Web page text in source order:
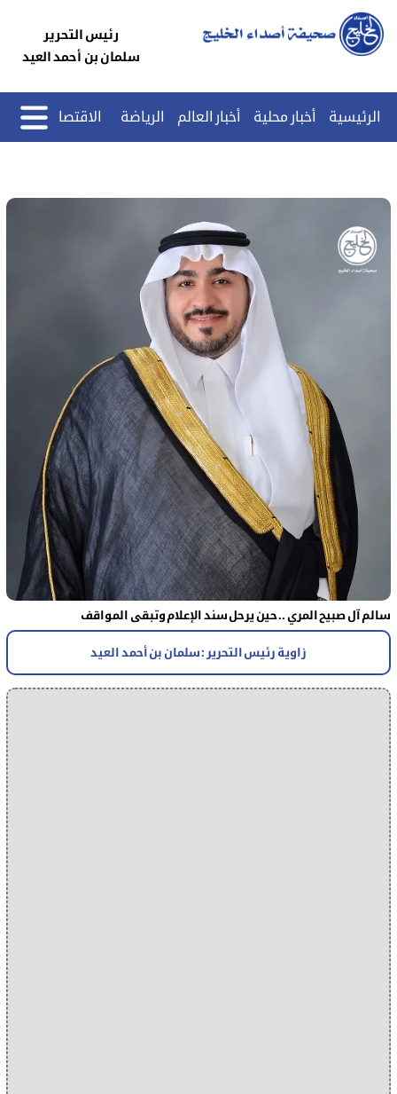
رئيس التحرير
سلمان بن أحمد العيد
الرئيسية أخبار محلية أخبار العالم الرياضة الاقتصاد
سالم آل صبيح المري .. حين يرحل سند الإعلام وتبقى المواقف
زاوية رئيس التحرير : سلمان بن أحمد العيد